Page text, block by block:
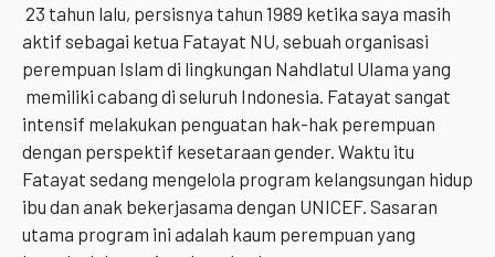
23 tahun lalu, persisnya tahun 1989 ketika saya masih
aktif sebagai ketua Fatayat NU, sebuah organisasi
perempuan Islam di lingkungan Nahdlatul Ulama yang
memiliki cabang di seluruh Indonesia. Fatayat sangat
intensif melakukan penguatan hak-hak perempuan
dengan perspektif kesetaraan gender. Waktu itu
Fatayat sedang mengelola program kelangsungan hidup
ibu dan anak bekerjasama dengan UNICEF. Sasaran
utama program ini adalah kaum perempuan yang